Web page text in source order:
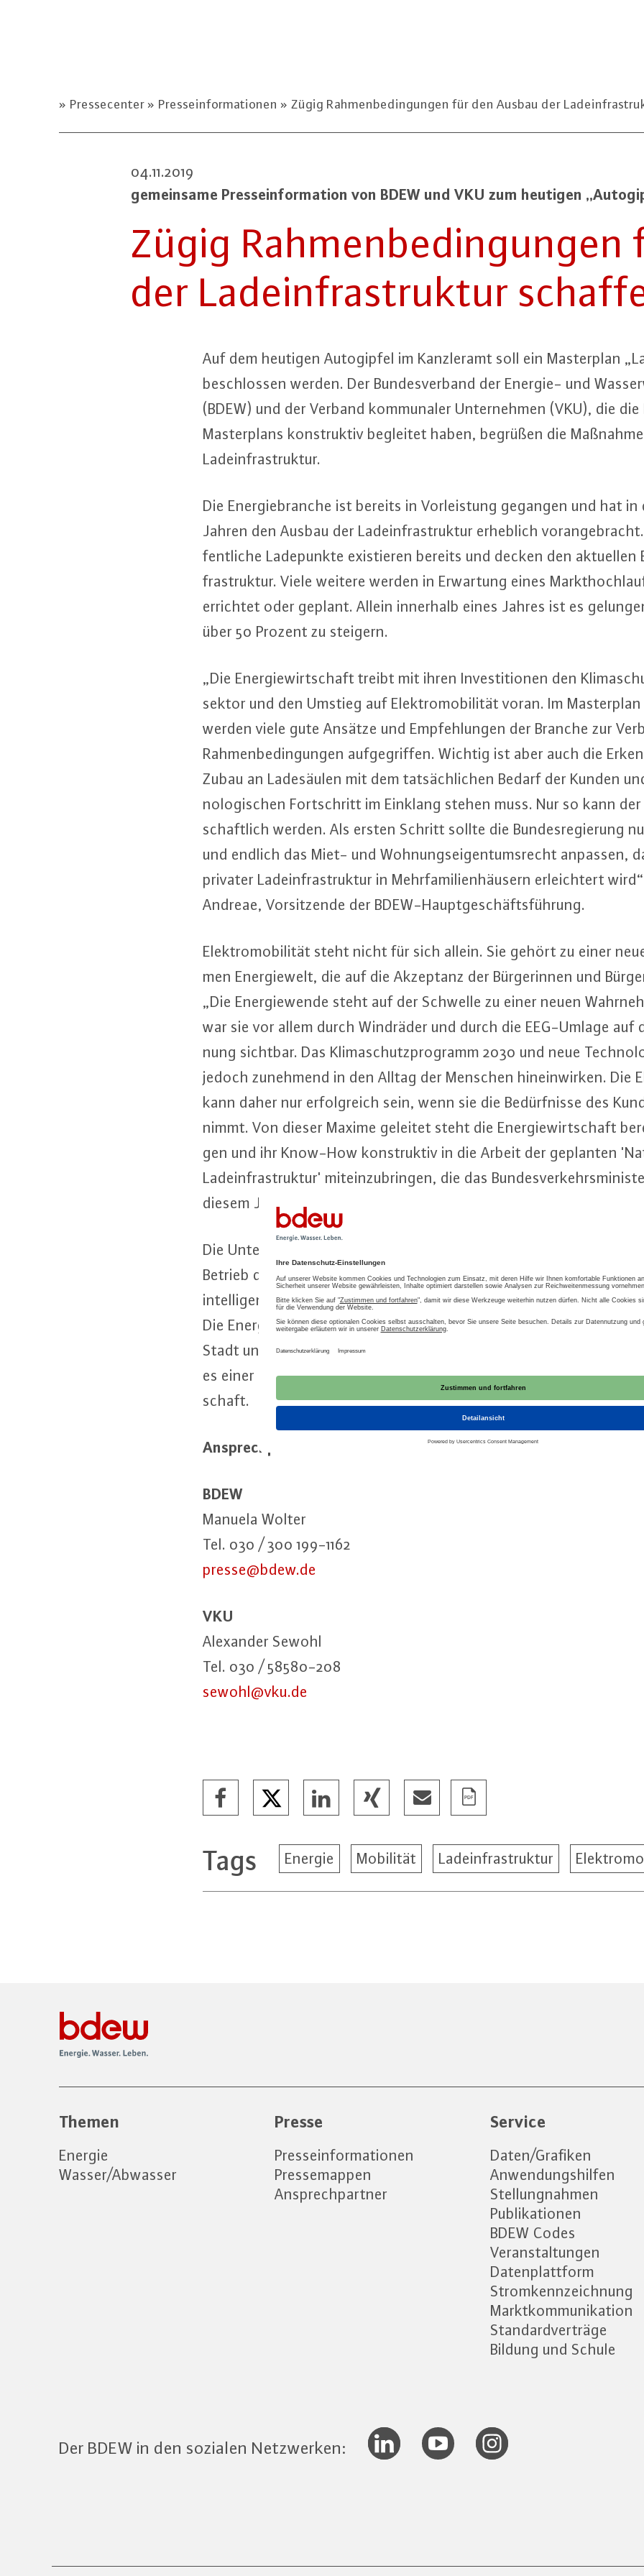
Pressecenter Presseinformationen Zügig Rahmenbedingungen für den Ausbau der
04.11.2019
ge­mein­sa­me Pres­se­infor­ma­ti­on von BDEW und VKU zum heutigen
Zügig Rah­men­be­din­gun­gen
der Lad­ein­fra­struk­tur
Auf dem heutigen Au­to­gip­fel im Kanz­ler­amt soll ein Mas­ter­plan
be­schlos­sen werden. Der Bun­des­ver­band der Energie- und
(BDEW) und der Verband kom­mu­na­ler Un­ter­neh­men (VKU), die
Mas­ter­plans kon­struk­tiv begleitet haben, begrüßen die
Lad­ein­fra­struk­tur.
Die En­er­gie­bran­che ist bereits in Vor­leis­tung gegangen und hat in
Jahren den Ausbau der Lad­ein­fra­struk­tur erheblich
fent­li­che La­de­punk­te exis­tie­ren bereits und decken den aktuellen
fra­struk­tur. Viele weitere werden in Erwartung eines
errichtet oder geplant. Allein innerhalb eines Jahres ist es
über 50 Prozent zu steigern.
„Die En­er­gie­wirt­schaft treibt mit ihren In­ves­ti­tio­nen den
sek­tor und den Umstieg auf Elek­tro­mo­bi­li­tät voran. Im
werden viele gute Ansätze und Emp­feh­lun­gen der Branche zur
Rah­men­be­din­gun­gen auf­ge­grif­fen. Wichtig ist aber auch die
Zubau an La­de­säu­len mit dem tat­säch­li­chen Bedarf der Kunden
no­lo­gi­schen Fort­schritt im Einklang stehen muss. Nur so kann
schaft­lich werden. Als ersten Schritt sollte die Bun­des­re­gie­rung
und endlich das Miet- und Woh­nungs­ei­gen­tums­recht anpassen,
privater Lad­ein­fra­struk­tur in Mehr­fa­mi­li­en­häu­sern er­leich­tert
Andreae, Vor­sit­zen­de der BDEW-Haupt­ge­schäfts­füh­rung.
Elek­tro­mo­bi­li­tät steht nicht für sich allein. Sie gehört zu einer
men En­er­gie­welt, die auf die Akzeptanz der Bür­ge­rin­nen und
„Die En­er­gie­wen­de steht auf der Schwelle zu einer neuen
war sie vor allem durch Windräder und durch die EEG-Um­la­ge
nung sichtbar. Das Kli­ma­schutz­pro­gramm 2030 und neue
jedoch zunehmend in den Alltag der Menschen hin­ein­wir­ken. Die
kann daher nur er­folg­reich sein, wenn sie die Be­dürf­nis­se des
nimmt. Von dieser Maxime geleitet steht die En­er­gie­wirt­schaft
gen und ihr Know-How kon­struk­tiv in die Arbeit der geplanten
Lad­ein­fra­struk­tur' mit­ein­zu­brin­gen, die das
diesem Jahr gründen will,“ so VKU-Haupt­ge­schäfts­füh­re­rin
Die Un­ter­neh­men der En­er­gie­wirt­schaft en­ga­gie­ren sich für den
Betrieb der Lad­ein­fra­struk­tur, aber auch für ein sicheres, stabiles
in­tel­li­gen­tes Stromnetz sowie eine nach­hal­ti­ge, be­zahl­ba­re
Die En­er­gie­wirt­schaft sorgt dafür, dass Elek­tro­mo­bi­li­tät
Stadt und auf dem Land. Damit Elek­tro­mo­bi­li­tät eine
es einer ge­mein­sa­men Kraft­an­stren­gung von Politik, Energie-
schaft.
An­sprech­part­ner für die Presse:
BDEW
Manuela Wolter
Tel. 030 / 300 199-1162
presse@​bdew.​de
VKU
Alexander Sewohl
Tel. 030 / 58580-208
sewohl@​vku.​de
Tags Energie Mobilität Ladeinfrastruktur
Themen
Energie
Wasser/Abwasser
Presse
Presseinformationen
Pressemappen
Ansprechpartner
Service
Daten/Grafiken
Anwendungshilfen
Stellungnahmen
Publikationen
BDEW Codes
Veranstaltungen
Datenplattform
Stromkennzeichnung
Marktkommunikation
Standardverträge
Bildung und Schule
Der BDEW in den sozialen Netzwerken: